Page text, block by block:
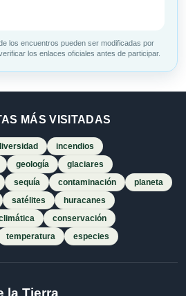
los encuentros pueden ser modificadas por
los enlaces oficiales antes de participar.
MÁS VISITADAS
incendios
geología
glaciares
sequía contaminación
planeta
satélites
huracanes
conservación
temperatura especies